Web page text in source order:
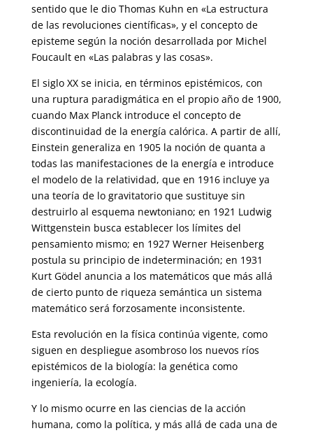
sentido que le dio Thomas Kuhn en «La estructura
de las revoluciones científicas», y el concepto de
episteme según la noción desarrollada por Michel
Foucault en «Las palabras y las cosas».
El siglo XX se inicia, en términos epistémicos, con
una ruptura paradigmática en el propio año de 1900,
cuando Max Planck introduce el concepto de
discontinuidad de la energía calórica. A partir de allí,
Einstein generaliza en 1905 la noción de quanta a
todas las manifestaciones de la energía e introduce
el modelo de la relatividad, que en 1916 incluye ya
una teoría de lo gravitatorio que sustituye sin
destruirlo al esquema newtoniano; en 1921 Ludwig
Wittgenstein busca establecer los límites del
pensamiento mismo; en 1927 Werner Heisenberg
postula su principio de indeterminación; en 1931
Kurt Gödel anuncia a los matemáticos que más allá
de cierto punto de riqueza semántica un sistema
matemático será forzosamente inconsistente.
Esta revolución en la física continúa vigente, como
siguen en despliegue asombroso los nuevos ríos
epistémicos de la biología: la genética como
ingeniería, la ecología.
Y lo mismo ocurre en las ciencias de la acción
humana, como la política, y más allá de cada una de